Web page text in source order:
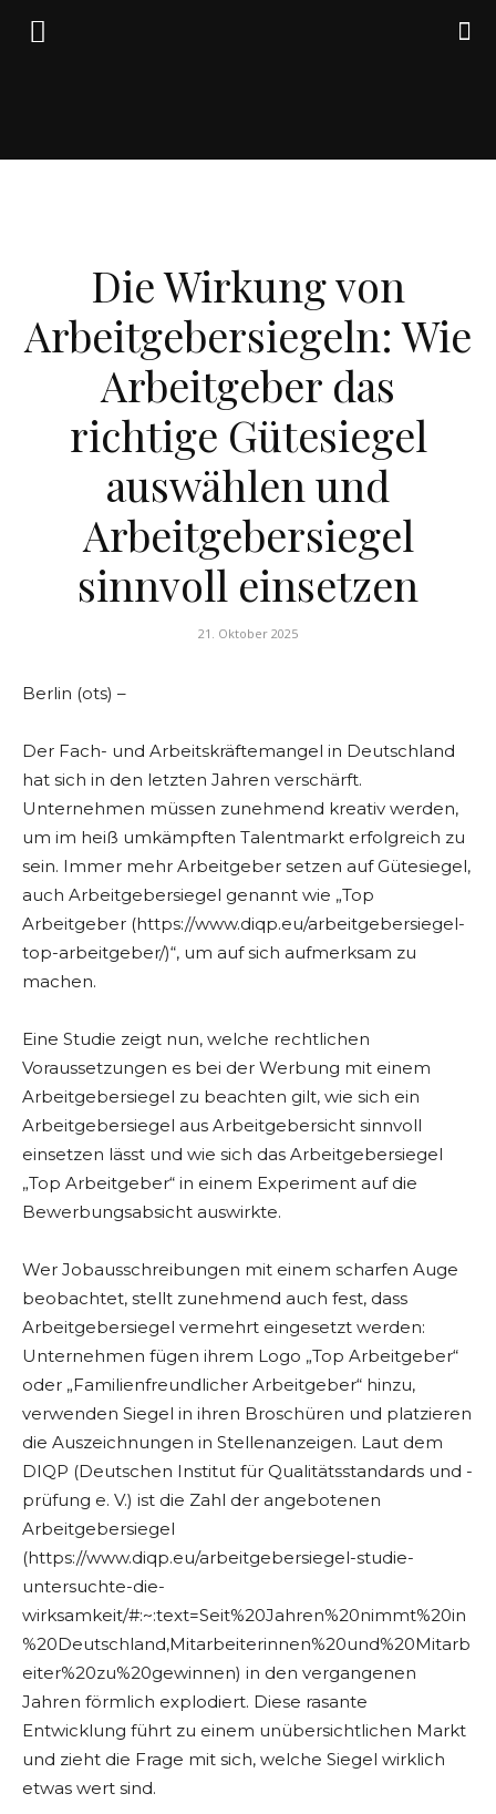
Friedrich
Weik
Die Wirkung von
Arbeitgebersiegeln: Wie
Arbeitgeber das
richtige Gütesiegel
auswählen und
Arbeitgebersiegel
sinnvoll einsetzen
21. Oktober 2025
Berlin (ots) –
Der Fach- und Arbeitskräftemangel in Deutschland
hat sich in den letzten Jahren verschärft.
Unternehmen müssen zunehmend kreativ werden,
um im heiß umkämpften Talentmarkt erfolgreich zu
sein. Immer mehr Arbeitgeber setzen auf Gütesiegel,
auch Arbeitgebersiegel genannt wie „Top
Arbeitgeber (https://www.diqp.eu/arbeitgebersiegel-
top-arbeitgeber/)“, um auf sich aufmerksam zu
machen.
Eine Studie zeigt nun, welche rechtlichen
Voraussetzungen es bei der Werbung mit einem
Arbeitgebersiegel zu beachten gilt, wie sich ein
Arbeitgebersiegel aus Arbeitgebersicht sinnvoll
einsetzen lässt und wie sich das Arbeitgebersiegel
„Top Arbeitgeber“ in einem Experiment auf die
Bewerbungsabsicht auswirkte.
Wer Jobausschreibungen mit einem scharfen Auge
beobachtet, stellt zunehmend auch fest, dass
Arbeitgebersiegel vermehrt eingesetzt werden:
Unternehmen fügen ihrem Logo „Top Arbeitgeber“
oder „Familienfreundlicher Arbeitgeber“ hinzu,
verwenden Siegel in ihren Broschüren und platzieren
die Auszeichnungen in Stellenanzeigen. Laut dem
DIQP (Deutschen Institut für Qualitätsstandards und -
prüfung e. V.) ist die Zahl der angebotenen
Arbeitgebersiegel
(https://www.diqp.eu/arbeitgebersiegel-studie-
untersuchte-die-
wirksamkeit/#:~:text=Seit%20Jahren%20nimmt%20in
%20Deutschland,Mitarbeiterinnen%20und%20Mitarb
eiter%20zu%20gewinnen) in den vergangenen
Jahren förmlich explodiert. Diese rasante
Entwicklung führt zu einem unübersichtlichen Markt
und zieht die Frage mit sich, welche Siegel wirklich
etwas wert sind.